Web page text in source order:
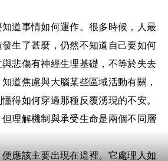
道事情如何運作。很多時候，人最
生了甚麼，仍然不知道自己要如何
悲傷有神經生理基礎，不等於失去
道焦慮與大腦某些區域活動有關，
得如何穿過那種反覆湧現的不安。
理解機制與承受生命是兩個不同層
應該主要出現在這裡。它處理人如